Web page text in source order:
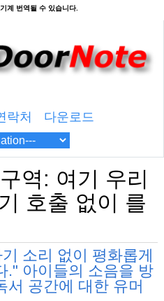
락처 다운로드
역: 여기 우리
호출 없이 를
소리 없이 평화롭게
." 아이들의 소음을 방
서 공간에 대한 유머